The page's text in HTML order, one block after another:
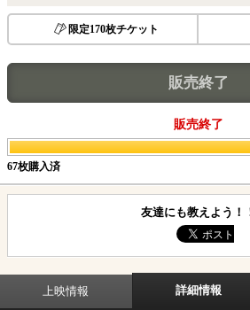
限定170枚チケット
販売終了
販売終了
67枚購入済
友達にも教えよう！
上映情報 詳細情報